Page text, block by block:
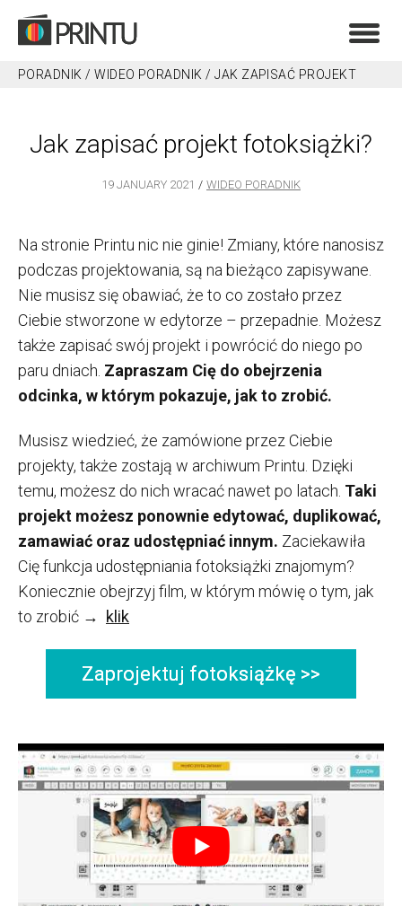
PORADNIK /WIDEO PORADNIK /JAK ZAPISAĆ PROJEKT
Jak zapisać projekt fotoksiążki?
19 JANUARY 2021 WIDEO PORADNIK
Na stronie Printu nic nie ginie! Zmiany, które nanosisz
podczas projektowania, są na bieżąco zapisywane.
Nie musisz się obawiać, że to co zostało przez
Ciebie stworzone w edytorze – przepadnie. Możesz
także zapisać swój projekt i powrócić do niego po
paru dniach. Zapraszam Cię do obejrzenia
odcinka, w którym pokazuje, jak to zrobić.
Musisz wiedzieć, że zamówione przez Ciebie
projekty, także zostają w archiwum Printu. Dzięki
temu, możesz do nich wracać nawet po latach. Taki
projekt możesz ponownie edytować, duplikować,
zamawiać oraz udostępniać innym. Zaciekawiła
Cię funkcja udostępniania fotoksiążki znajomym?
Koniecznie obejrzyj film, w którym mówię o tym, jak
to zrobić → klik
Zaprojektuj fotoksiążkę >>